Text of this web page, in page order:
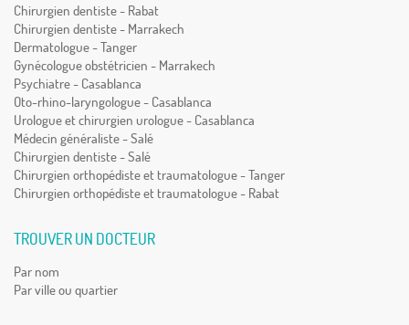
Chirurgien dentiste - Rabat
Chirurgien dentiste - Marrakech
Dermatologue - Tanger
Gynécologue obstétricien - Marrakech
Psychiatre - Casablanca
Oto-rhino-laryngologue - Casablanca
Urologue et chirurgien urologue - Casablanca
Médecin généraliste - Salé
Chirurgien dentiste - Salé
Chirurgien orthopédiste et traumatologue - Tanger
Chirurgien orthopédiste et traumatologue - Rabat
TROUVER UN DOCTEUR
Par nom
Par ville ou quartier